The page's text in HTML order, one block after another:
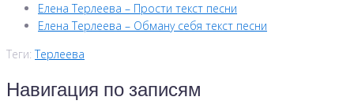
Елена Терлеева – Прости текст песни
Елена Терлеева – Обману себя текст песни
Теги:Терлеева
Навигация по записям